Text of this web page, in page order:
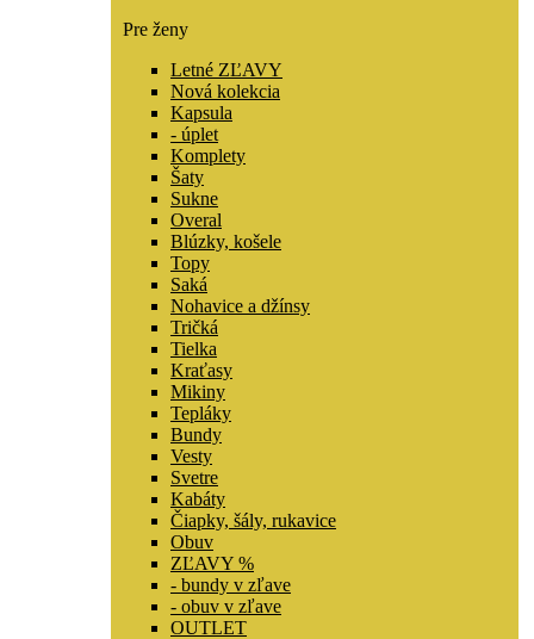
Pre ženy
Letné ZĽAVY
Nová kolekcia
Kapsula
- úplet
Komplety
Šaty
Sukne
Overal
Blúzky, košele
Topy
Saká
Nohavice a džínsy
Tričká
Tielka
Kraťasy
Mikiny
Tepláky
Bundy
Vesty
Svetre
Kabáty
Čiapky, šály, rukavice
Obuv
ZĽAVY %
- bundy v zľave
- obuv v zľave
OUTLET